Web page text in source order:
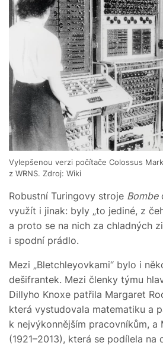
Vylepšenou verzi počítače Colossus
z WRNS. Zdroj: Wiki
Robustní Turingovy stroje Bombe
využít i jinak: byly „to jediné, z
a proto se na nich za chladných
i spodní prádlo.
Mezi „Bletchleyovkami“ bylo i
dešifrantek. Mezi členky týmu
Dillyho Knoxe patřila Margaret
která vystudovala matematiku a
k nejvýkonnějším pracovníkům, a
(1921–2013), která se podílela na